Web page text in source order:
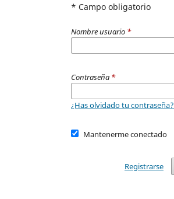
* Campo obligatorio
Nombre usuario *
Contraseña *
¿Has olvidado tu contraseña?
Mantenerme conectado
Registrarse